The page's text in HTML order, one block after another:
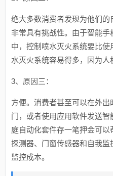
绝大多数消费者发现为他们
非常具有挑战性。由于智能
中，控制喷水灭火系统要比
水灭火系统容易得多，因为人
3、原因三：
方便。消费者甚至可以在外
门，或者使用应用软件发送
庭自动化套件存一笔押金可
探测器、门窗传感器和自我
监控成本。